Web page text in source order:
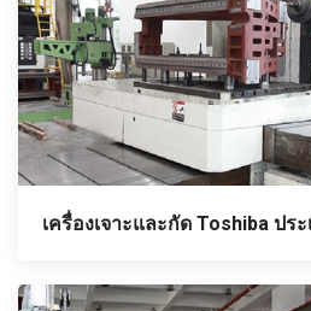
เครื่องเจาะและกัด Toshiba ปร